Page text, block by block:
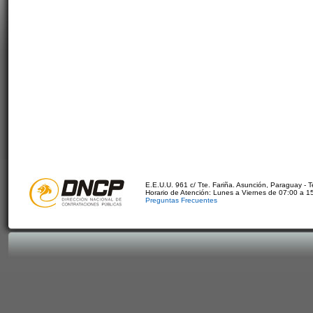
E.E.U.U. 961 c/ Tte. Fariña. Asunción, Paraguay -
Horario de Atención: Lunes a Viernes de 07:00 a
Preguntas Frecuentes